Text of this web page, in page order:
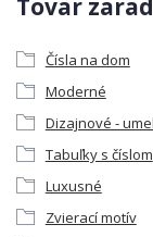
Tovar
Čísla na dom
Moderné
Dizajnové -
Tabuľky s číslom
Luxusné
Zvierací motív